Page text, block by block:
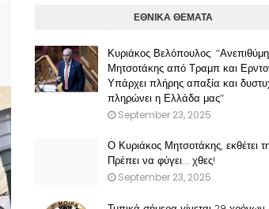
ΕΘΝΙΚΑ ΘΕΜΑΤΑ
Κυριάκος Βελόπουλος:
Μητσοτάκης από Τραμπ και
Υπάρχει πλήρης απαξία και
πληρώνει η Ελλάδα μας"
September 23, 2025
Ο Κυριάκος Μητσοτάκης, εκθέτει
Πρέπει να φύγει… χθες!
September 23, 2025